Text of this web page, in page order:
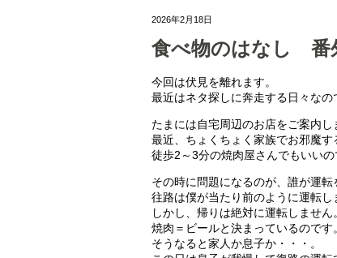
2026年2月18日
食べ物のはなし
今回は伏見を離れます。
最近はネタ探しに奔走する日々なの
たまには自宅周辺のお店をご案内し
最近、ちょくちょく家族でお邪魔す
徒歩2～3分の焼肉屋さんでもいい
その時に問題になるのが、誰が運転
往路は僕が当たり前のように運転し
しかし、帰りは絶対に運転しません。
焼肉＝ビールと決まっているのです。
そうなると家人か息子か・・・。